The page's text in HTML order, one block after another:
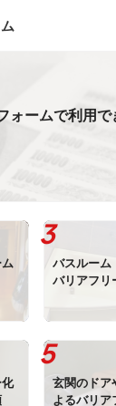
ォームで利用
バスルーム
バリアフリ
玄関のドア
よるバリア